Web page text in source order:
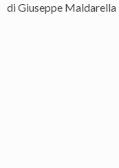
di Giuseppe Maldarella